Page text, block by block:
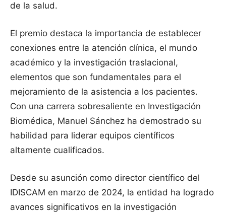
de la salud.
El premio destaca la importancia de establecer
conexiones entre la atención clínica, el mundo
académico y la investigación traslacional,
elementos que son fundamentales para el
mejoramiento de la asistencia a los pacientes.
Con una carrera sobresaliente en Investigación
Biomédica, Manuel Sánchez ha demostrado su
habilidad para liderar equipos científicos
altamente cualificados.
Desde su asunción como director científico del
IDISCAM en marzo de 2024, la entidad ha logrado
avances significativos en la investigación